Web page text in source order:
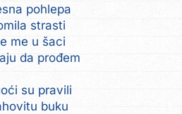
pohlepa
strasti
me u šaci
da prođem
su pravili
buku